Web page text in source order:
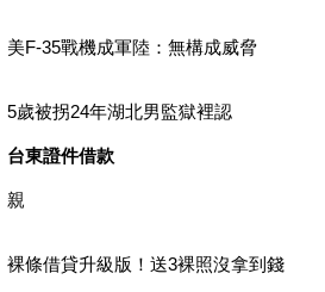
美F-35戰機成軍陸：無構成威脅
5歲被拐24年湖北男監獄裡認
台東證件借款
親
裸條借貸升級版！送3裸照沒拿到錢